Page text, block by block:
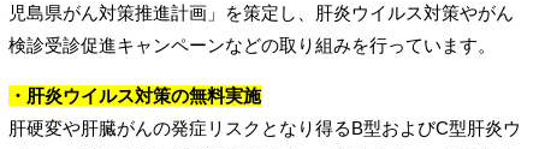
児島県がん対策推進計画」を策定し、肝炎ウイルス対策やがん
検診受診促進キャンペーンなどの取り組みを行っています。
・肝炎ウイルス対策の無料実施
肝硬変や肝臓がんの発症リスクとなり得るB型およびC型肝炎ウ